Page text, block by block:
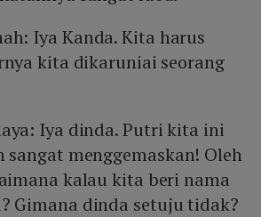
Iya Kanda. Kita harus
kita dikaruniai seorang
Iya dinda. Putri kita ini
sangat menggemaskan! Oleh
kalau kita beri nama
Gimana dinda setuju tidak?